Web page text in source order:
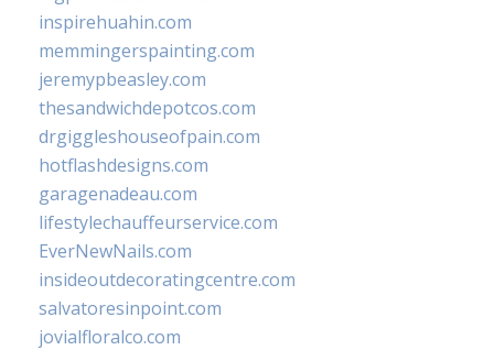
inspirehuahin.com
memmingerspainting.com
jeremypbeasley.com
thesandwichdepotcos.com
drgiggleshouseofpain.com
hotflashdesigns.com
garagenadeau.com
lifestylechauffeurservice.com
EverNewNails.com
insideoutdecoratingcentre.com
salvatoresinpoint.com
jovialfloralco.com